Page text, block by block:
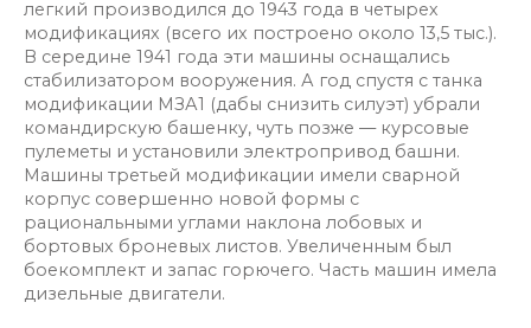
легкий производился до 1943 года в четырех
модификациях (всего их построено около 13,5 тыс.).
В середине 1941 года эти машины оснащались
стабилизатором вооружения. А год спустя с танка
модификации МЗА1 (дабы снизить силуэт) убрали
командирскую башенку, чуть позже — курсовые
пулеметы и установили электропривод башни.
Машины третьей модификации имели сварной
корпус совершенно новой формы с
рациональными углами наклона лобовых и
бортовых броневых листов. Увеличенным был
боекомплект и запас горючего. Часть машин имела
дизельные двигатели.